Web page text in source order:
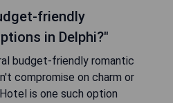
friendly
in Delphi?"
budget-friendly romantic
compromise on charm or
is one such option